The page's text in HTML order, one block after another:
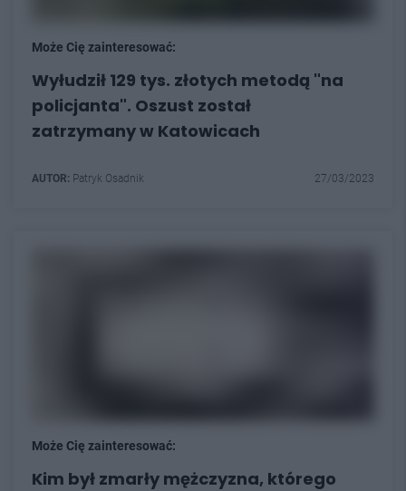
Może Cię zainteresować:
Wyłudził 129 tys. złotych metodą "na
policjanta". Oszust został
zatrzymany w Katowicach
AUTOR: Patryk Osadnik 27/03/2023
Może Cię zainteresować:
Kim był zmarły mężczyzna, którego